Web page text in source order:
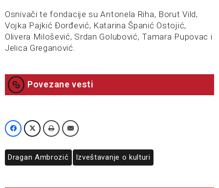
Osnivači te fondacije su Antonela Riha, Borut Vild,
Vojka Pajkić Đorđević, Katarina Španić Ostojić,
Olivera Milošević, Srdan Golubović, Tamara Pupovac i
Jelica Greganović.
Povezane vesti
Dragan Ambrozić Izveštavanje o kulturi